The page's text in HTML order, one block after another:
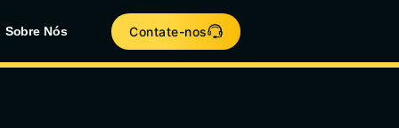
Sobre Nós Contate-nos